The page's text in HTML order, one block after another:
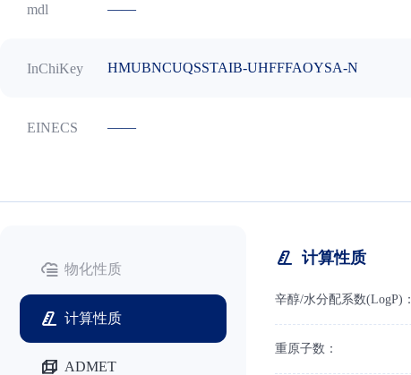
mdl ——
InChiKey HMUBNCUQSSTAIB-UHFFFAOYSA-N
EINECS ——
物化性质
计算性质
ADMET
计算性质
辛醇/水分配系数(LogP)：
重原子数：